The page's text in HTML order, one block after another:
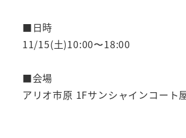
■日時
11/15(土)10:00〜18:00
■会場
アリオ市原 1Fサンシャインコート